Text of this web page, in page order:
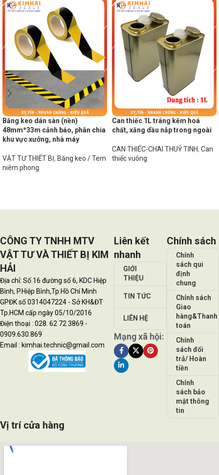
Băng keo dán sàn (nền)
48mm*33m cảnh báo, phân chia
khu vực xưởng, nhà máy
VẬT TƯ THIẾT BỊ, Băng keo / Tem
niêm phong
Can thiếc 1L tráng kẽm hoá
chất, xăng dầu nắp trong ngoài
CAN THIẾC-CHAI THUỶ TINH, Can
thiếc vuông
CÔNG TY TNHH MTV
VẬT TƯ VÀ THIẾT BỊ KIM
HẢI
Địa chỉ: Số 16 đường số 6, KDC Hiệp
Bình, P.Hiệp Bình,Tp.Hồ Chí Minh
GPĐK số 0314047224 - Sở KH&ĐT
Tp.HCM cấp ngày 05/10/2016
Điện thoại : 028. 62 72 3869 -
0909.630.869
Email : kimhai.technic@gmail.com
Liên kết
nhanh
GIỚI
THIỆU
TIN TỨC
LIÊN HỆ
Mạng xã hội:
Chính sách
Chính
sách qui
định
chung
Chính sách
Giao
hàng&Thanh
toán
Chính
sách đổi
trả/ Hoàn
tiền
Chính
sách bảo
mật thông
tin
Vị trí cửa hàng